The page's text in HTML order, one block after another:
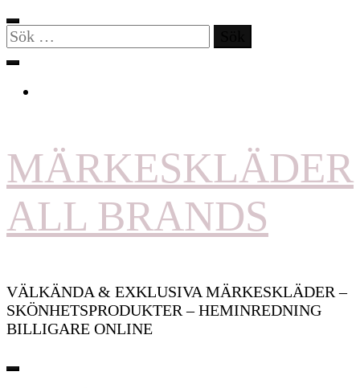
Sök
efter:
MÄRKESKLÄDER
ALL BRANDS
VÄLKÄNDA & EXKLUSIVA MÄRKESKLÄDER –
SKÖNHETSPRODUKTER – HEMINREDNING
BILLIGARE ONLINE